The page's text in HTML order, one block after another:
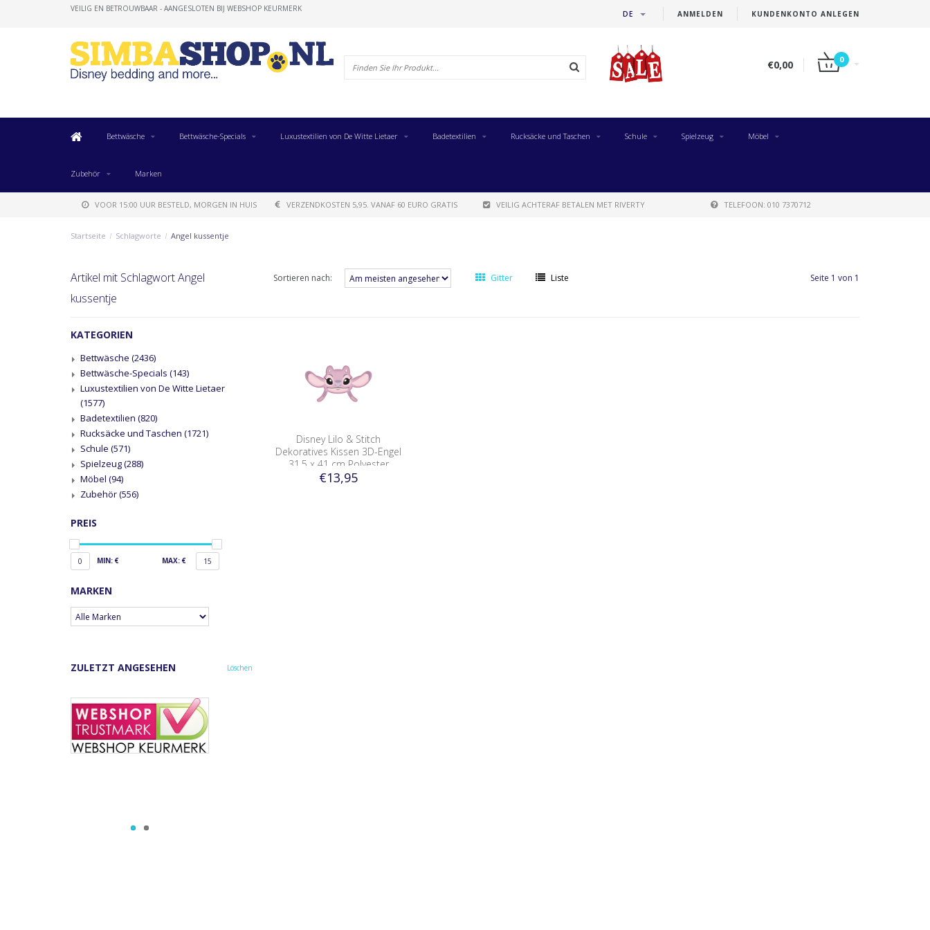
ANMELDEN KUNDENKONTO ANLEGEN
DE
VEILIG EN BETROUWBAAR - AANGESLOTEN BIJ WEBSHOP KEURMERK
€0,00 0
Bettwäsche Bettwäsche-Specials Luxustextilien von De Witte Lietaer Badetextilien Rucksäcke und Taschen Schule Spielzeug Möbel
Zubehör Marken
VOOR 15:00 UUR BESTELD, MORGEN IN HUIS VERZENDKOSTEN 5,95. VANAF 60 EURO GRATIS VEILIG ACHTERAF BETALEN MET RIVERTY TELEFOON: 010 7370712
Startseite / Schlagworte / Angel kussentje
Artikel mit Schlagwort Angel
kussentje
Sortieren nach: Gitter Liste Seite 1 von 1
KATEGORIEN
Bettwäsche (2436)
Bettwäsche-Specials (143)
Luxustextilien von De Witte Lietaer
(1577)
Badetextilien (820)
Rucksäcke und Taschen (1721)
Schule (571)
Spielzeug(288)
Möbel (94)
Zubehör(556)
PREIS
0 MIN: € MAX: € 15
MARKEN
ZULETZT ANGESEHEN Löschen
Disney Lilo & Stitch
Dekoratives Kissen 3D-Engel
31,5 x 41 cm Polyester
€13,95